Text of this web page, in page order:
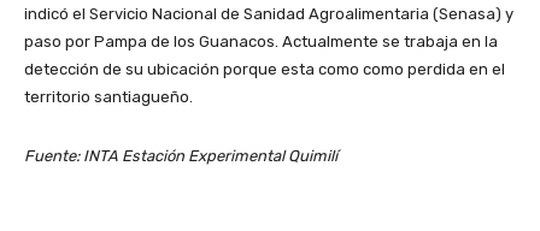
indicó el Servicio Nacional de Sanidad Agroalimentaria (Senasa) y
paso por Pampa de los Guanacos. Actualmente se trabaja en la
detección de su ubicación porque esta como como perdida en el
territorio santiagueño.
Fuente: INTA Estación Experimental Quimilí